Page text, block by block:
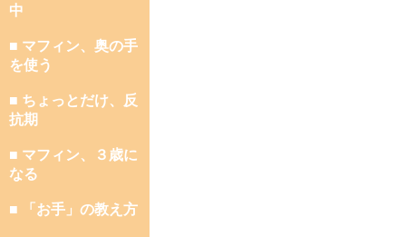
中
■ マフィン、奥の手
を使う
■ ちょっとだけ、反
抗期
■ マフィン、３歳に
なる
■ 「お手」の教え方